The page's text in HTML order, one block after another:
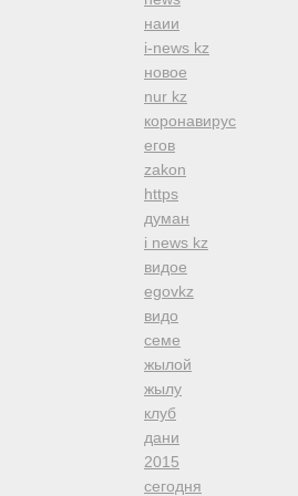
наии
i-news kz
новое
nur kz
коронавирус
егов
zakon
https
думан
i news kz
видое
egovkz
видо
семе
жылой
жылу
клуб
дани
2015
сегодня